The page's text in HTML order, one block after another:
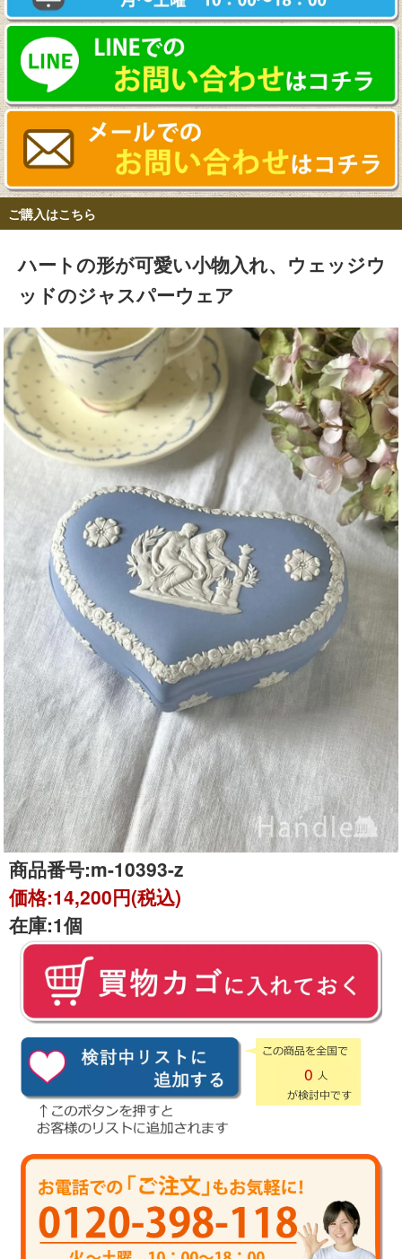
ご購入はこちら
ハートの形が可愛い小物入れ、ウェッジウ
ッドのジャスパーウェア
商品番号:m-10393-z
価格:14,200円(税込)
在庫:1個
0